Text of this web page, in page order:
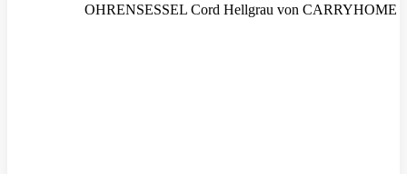
OHRENSESSEL Cord Hellgrau von CARRYHOME